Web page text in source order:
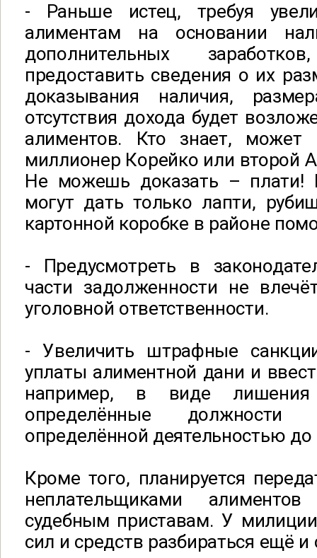
- Раньше истец, требуя
алиментам на основании
дополнительных
предоставить сведения о их
доказывания наличия,
отсутствия дохода будет
алиментов. Кто знает,
миллионер Корейко или второй
Не можешь доказать – плати!
могут дать только лапти,
картонной коробке в районе
- Предусмотреть в
части задолженности не
уголовной ответственности.
- Увеличить штрафные
уплаты алиментной дани и
например, в виде лишения
определённые должности
определённой деятельностью до
Кроме того, планируется
неплательщиками
судебным приставам. У
сил и средств разбираться ещё